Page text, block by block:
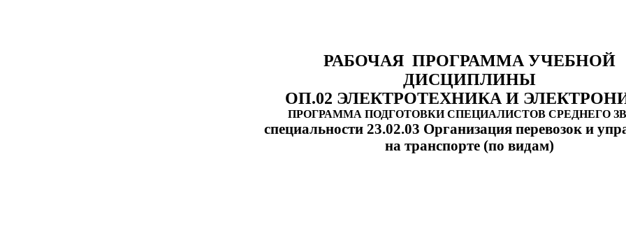
РАБОЧАЯ ПРОГРАММА УЧЕБНОЙ
ДИСЦИПЛИНЫ
ОП.02 ЭЛЕКТРОТЕХНИКА И
ПРОГРАММА ПОДГОТОВКИ СПЕЦИАЛИСТОВ СРЕДНЕГО
специальности 23.02.03 Организация перевозок и
на транспорте (по видам)